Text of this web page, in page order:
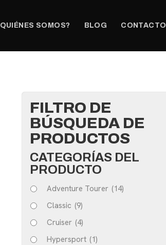
QUIÉNES SOMOS? BLOG CONTACTO
FILTRO DE
BÚSQUEDA DE
PRODUCTOS
CATEGORÍAS DEL
PRODUCTO
Adventure Tourer (14)
Classic (9)
Cruiser (4)
Hypersport (1)